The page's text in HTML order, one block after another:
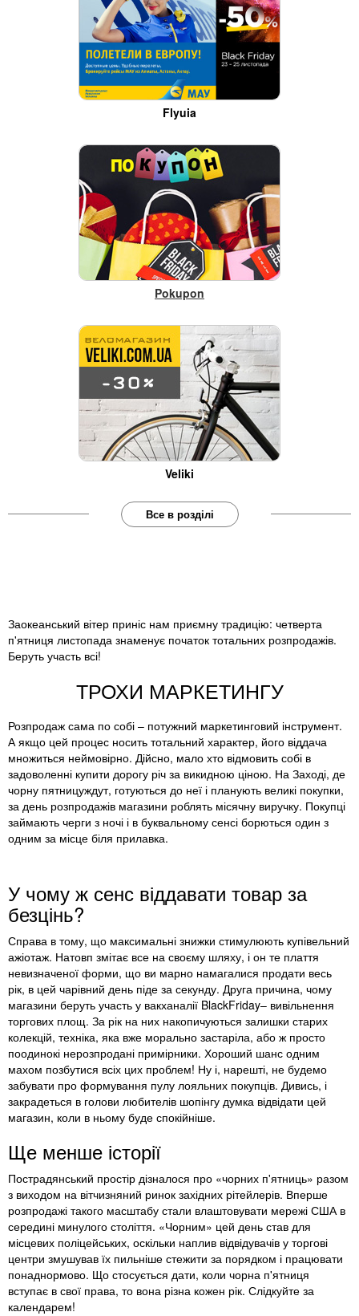
Flyuia
Pokupon
Veliki
Все в розділі
Заокеанський вітер приніс нам приємну традицію: четверта
п'ятниця листопада знаменує початок тотальних розпродажів.
Беруть участь всі!
ТРОХИ МАРКЕТИНГУ
Розпродаж сама по собі – потужний маркетинговий інструмент.
А якщо цей процес носить тотальний характер, його віддача
множиться неймовірно. Дійсно, мало хто відмовить собі в
задоволенні купити дорогу річ за викидною ціною. На Заході, де
чорну пятницуждут, готуються до неї і планують великі покупки,
за день розпродажів магазини роблять місячну виручку. Покупці
займають черги з ночі і в буквальному сенсі борються один з
одним за місце біля прилавка.
У чому ж сенс віддавати товар за
безцінь?
Справа в тому, що максимальні знижки стимулюють купівельний
ажіотаж. Натовп змітає все на своєму шляху, і он те плаття
невизначеної форми, що ви марно намагалися продати весь
рік, в цей чарівний день піде за секунду. Друга причина, чому
магазини беруть участь у вакханалії BlackFriday– вивільнення
торгових площ. За рік на них накопичуються залишки старих
колекцій, техніка, яка вже морально застаріла, або ж просто
поодинокі нерозпродані примірники. Хороший шанс одним
махом позбутися всіх цих проблем! Ну і, нарешті, не будемо
забувати про формування пулу лояльних покупців. Дивись, і
закрадеться в голови любителів шопінгу думка відвідати цей
магазин, коли в ньому буде спокійніше.
Ще менше історії
Пострадянський простір дізналося про «чорних п'ятниць» разом
з виходом на вітчизняний ринок західних рітейлерів. Вперше
розпродажі такого масштабу стали влаштовувати мережі США в
середині минулого століття. «Чорним» цей день став для
місцевих поліцейських, оскільки наплив відвідувачів у торгові
центри змушував їх пильніше стежити за порядком і працювати
понаднормово. Що стосується дати, коли чорна п'ятниця
вступає в свої права, то вона різна кожен рік. Слідкуйте за
календарем!